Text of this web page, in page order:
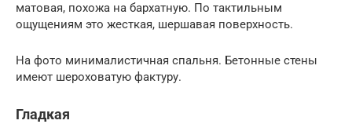
матовая, похожа на бархатную. По тактильным
ощущениям это жесткая, шершавая поверхность.
На фото минималистичная спальня. Бетонные стены
имеют шероховатую фактуру.
Гладкая